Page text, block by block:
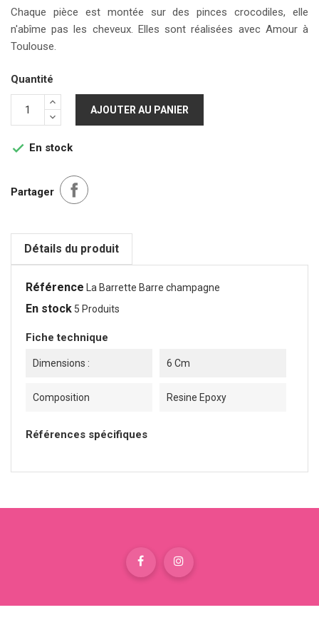
Chaque pièce est montée sur des pinces crocodiles, elle
n'abîme pas les cheveux. Elles sont réalisées avec Amour à
Toulouse.
Quantité
AJOUTER AU PANIER
 En stock
Partager
Détails du produit
Référence La Barrette Barre champagne
En stock 5 Produits
Fiche technique
Dimensions : 6 Cm
Composition Resine Epoxy
Références spécifiques